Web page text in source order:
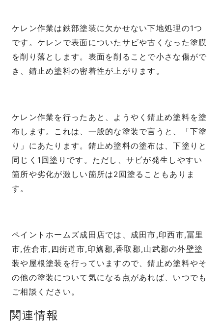
ケレン作業は鉄部塗装に欠かせない下地処理の1つ
です。ケレンで表面についたサビや古くなった塗膜
を削り落とします。表面を削ることで小さな傷がで
き、錆止め塗料の密着性が上がります。
ケレン作業を行ったあと、ようやく錆止め塗料を塗
布します。これは、一般的な塗装で言うと、「下塗
り」にあたります。錆止め塗料の塗布は、下塗りと
同じく1回塗りです。ただし、サビが発生しやすい
箇所や劣化が激しい箇所は2回塗ることもありま
す。
ペイントホームズ成田店では、成田市,印西市,冨里
市,佐倉市,四街道市,印旛郡,香取郡,山武郡の外壁塗
装や屋根塗装を行っていますので、錆止め塗料やそ
の他の塗装について気になる点があれば、いつでも
ご相談ください。
関連情報